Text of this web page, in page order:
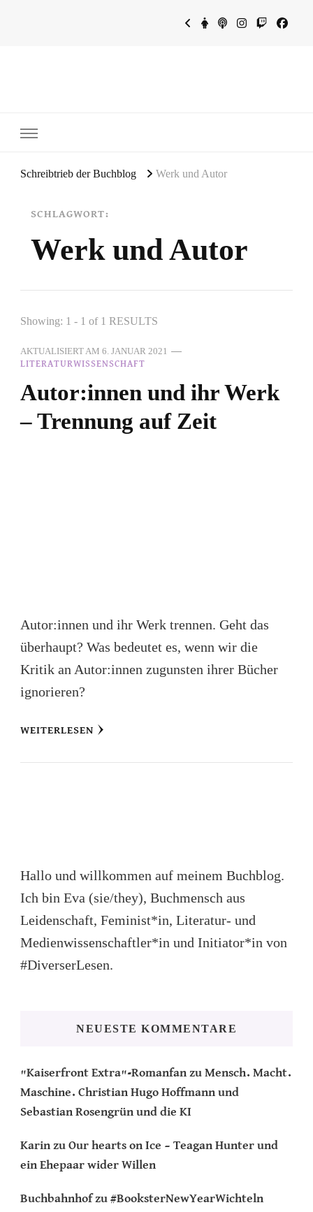
Schreibtrieb der Buchblog Werk und Autor
SCHLAGWORT:
Werk und Autor
Showing: 1 - 1 of 1 RESULTS
AKTUALISIERT AM 6. JANUAR 2021
LITERATURWISSENSCHAFT
Autor:innen und ihr Werk
– Trennung auf Zeit
Autor:innen und ihr Werk trennen. Geht das
überhaupt? Was bedeutet es, wenn wir die
Kritik an Autor:innen zugunsten ihrer Bücher
ignorieren?
WEITERLESEN
Hallo und willkommen auf meinem Buchblog.
Ich bin Eva (sie/they), Buchmensch aus
Leidenschaft, Feminist*in, Literatur- und
Medienwissenschaftler*in und Initiator*in von
#DiverserLesen.
NEUESTE KOMMENTARE
"Kaiserfront Extra"-Romanfan zu Mensch. Macht.
Maschine. Christian Hugo Hoffmann und
Sebastian Rosengrün und die KI
Karin zu Our hearts on Ice – Teagan Hunter und
ein Ehepaar wider Willen
Buchbahnhofzu #BooksterNewYearWichteln